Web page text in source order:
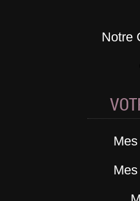
Notre